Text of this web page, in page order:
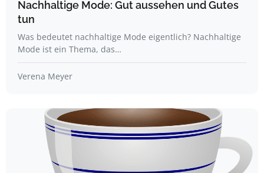
Nachhaltige Mode: Gut aussehen und Gutes
tun
Was bedeutet nachhaltige Mode eigentlich? Nachhaltige
Mode ist ein Thema, das…
Verena Meyer